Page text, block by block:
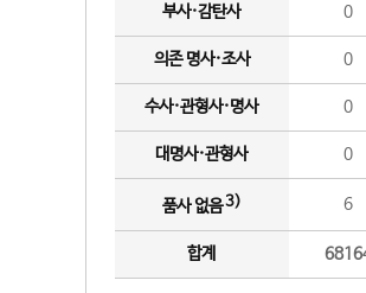
부사·감탄사 0
의존 명사·조사 0
수사·관형사·명사 0
대명사·관형사 0
품사 없음3) 6
합계